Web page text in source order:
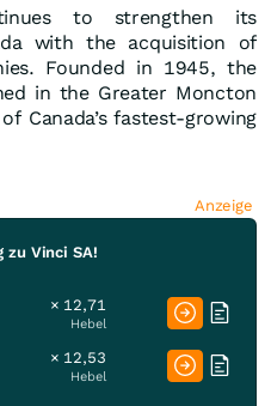
to strengthen its
with the acquisition of
Founded in 1945, the
in the Greater Moncton
Canada’s fastest-growing
Anzeige
zu Vinci SA!
× 12,71
Hebel
× 12,53
Hebel